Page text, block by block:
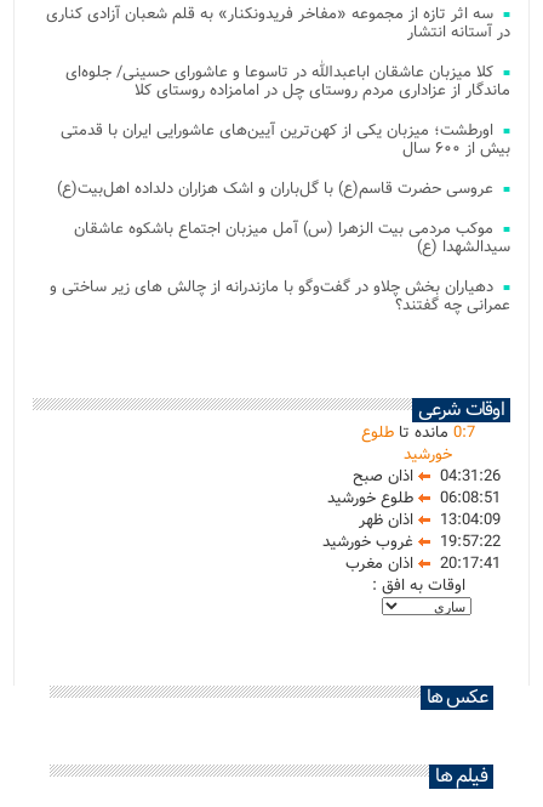
سه اثر تازه از مجموعه «مفاخر فریدونکنار» به قلم شعبان آزادی کناری
در آستانه انتشار
کلا میزبان عاشقان اباعبدالله در تاسوعا و عاشورای حسینی/ جلوه‌ای
ماندگار از عزاداری مردم روستای چل در امامزاده روستای کلا
اورطشت؛ میزبان یکی از کهن‌ترین آیین‌های عاشورایی ایران با قدمتی
بیش از ۶۰۰ سال
عروسی حضرت قاسم(ع) با گل‌باران و اشک هزاران دلداده اهل‌بیت(ع)
موکب مردمی بیت‌ الزهرا (س) آمل میزبان اجتماع باشکوه عاشقان
سیدالشهدا (ع)
دهیاران بخش چلاو در گفت‌وگو با مازندرانه از چالش های زیر ساختی و
عمرانی چه گفتند؟
اوقات شرعی
0:7 مانده تا طلوع
خورشید
04:31:26
اذان صبح
06:08:51
طلوع خورشید
13:04:09
اذان ظهر
19:57:22
غروب خورشید
20:17:41
اذان مغرب
اوقات به افق :
عکس ها
فیلم ها